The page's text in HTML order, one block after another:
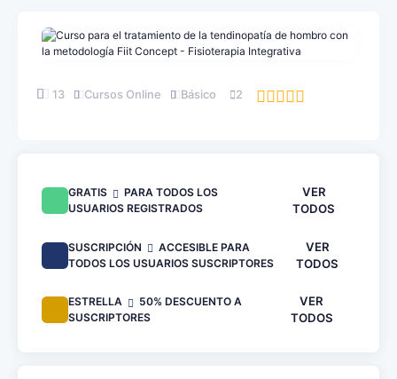
13 Cursos Online Básico 2
GRATIS
PARA TODOS LOS
USUARIOS REGISTRADOS
VER
TODOS
SUSCRIPCIÓN
ACCESIBLE PARA
TODOS LOS USUARIOS SUSCRIPTORES
VER
TODOS
ESTRELLA
50% DESCUENTO A
SUSCRIPTORES
VER
TODOS